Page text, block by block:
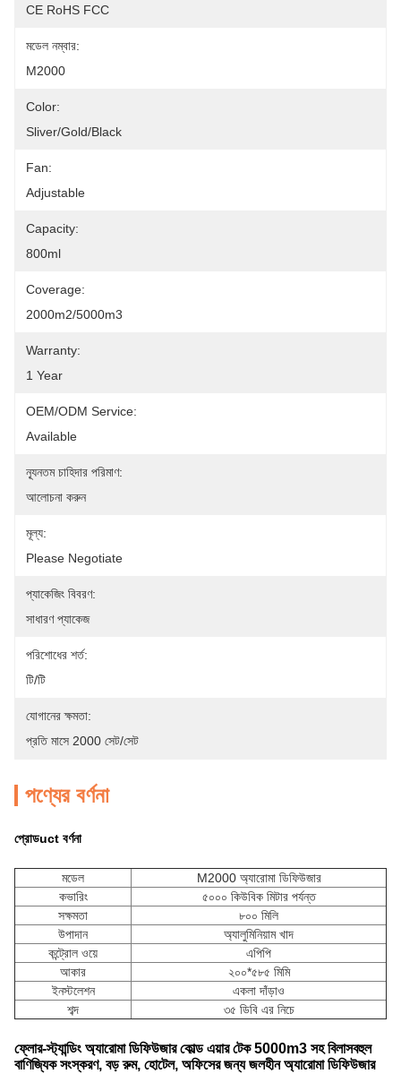
CE RoHS FCC
মডেল নম্বার:
M2000
Color:
Sliver/Gold/Black
Fan:
Adjustable
Capacity:
800ml
Coverage:
2000m2/5000m3
Warranty:
1 Year
OEM/ODM Service:
Available
ন্যূনতম চাহিদার পরিমাণ:
আলোচনা করুন
মূল্য:
Please Negotiate
প্যাকেজিং বিবরণ:
সাধারণ প্যাকেজ
পরিশোধের শর্ত:
টি/টি
যোগানের ক্ষমতা:
প্রতি মাসে 2000 সেট/সেট
পণ্যের বর্ণনা
প্রোডuct বর্ণনা
মডেল
M2000 অ্যারোমা ডিফিউজার
কভারিং
৫০০০ কিউবিক মিটার পর্যন্ত
সক্ষমতা
৮০০ মিলি
উপাদান
অ্যালুমিনিয়াম খাদ
কন্ট্রোল ওয়ে
এপিপি
আকার
২০০*৫৮৫ মিমি
ইনস্টলেশন
একলা দাঁড়াও
শব্দ
৩৫ ডিবি এর নিচে
ফ্লোর-স্ট্যান্ডিং অ্যারোমা ডিফিউজার কোল্ড এয়ার টেক 5000m3 সহ বিলাসবহুল
বাণিজ্যিক সংস্করণ, বড় রুম, হোটেল, অফিসের জন্য জলহীন অ্যারোমা ডিফিউজার